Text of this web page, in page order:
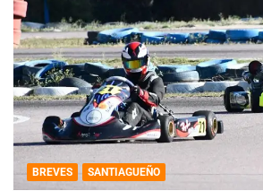
BREVES SANTIAGUEÑO